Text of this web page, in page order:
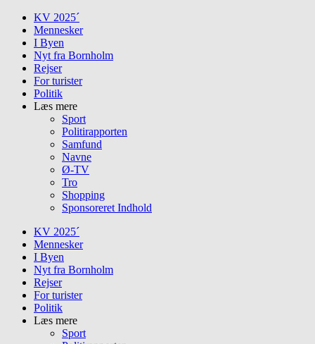
Skip
content
KV 2025´
Mennesker
I Byen
Nyt fra Bornholm
Rejser
For turister
Politik
Læs mere
Sport
Politirapporten
Samfund
Navne
Ø-TV
Tro
Shopping
Sponsoreret Indhold
KV 2025´
Mennesker
I Byen
Nyt fra Bornholm
Rejser
For turister
Politik
Læs mere
Sport